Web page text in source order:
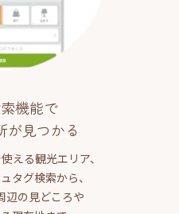
機能で
が見つかる
える観光エリア、
タグ検索から、
辺の見どころや